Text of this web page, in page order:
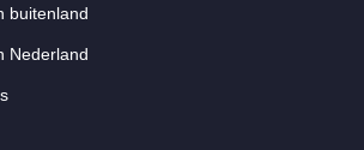
buitenland
Nederland